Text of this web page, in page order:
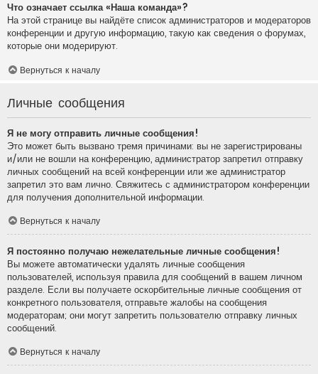
Что означает ссылка «Наша команда»?
На этой странице вы найдёте список администраторов и модераторов
конференции и другую информацию, такую как сведения о форумах,
которые они модерируют.
Вернуться к началу
Личные сообщения
Я не могу отправить личные сообщения!
Это может быть вызвано тремя причинами: вы не зарегистрированы
и/или не вошли на конференцию, администратор запретил отправку
личных сообщений на всей конференции или же администратор
запретил это вам лично. Свяжитесь с администратором конференции
для получения дополнительной информации.
Вернуться к началу
Я постоянно получаю нежелательные личные сообщения!
Вы можете автоматически удалять личные сообщения
пользователей, используя правила для сообщений в вашем личном
разделе. Если вы получаете оскорбительные личные сообщения от
конкретного пользователя, отправьте жалобы на сообщения
модераторам; они могут запретить пользователю отправку личных
сообщений.
Вернуться к началу